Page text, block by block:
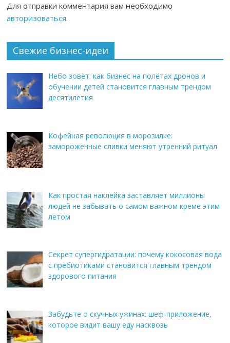
Для отправки комментария вам необходимо
авторизоваться.
Свежие бизнес-идеи
Небо зовёт: как бизнес на полётах дронов и
обучении детей становится главным трендом
десятилетия
Кофейная революция в морозилке:
замороженные сливки меняют утренний ритуал
Как простая наклейка заставляет миллионы
людей не забывать о самом важном креме этим
летом
Секрет супергидратации: почему кокосовая вода
с пребиотиками становится главным трендом
здорового питания
Забудьте о скучных ужинах: шеф-приложение,
которое видит вашу еду насквозь